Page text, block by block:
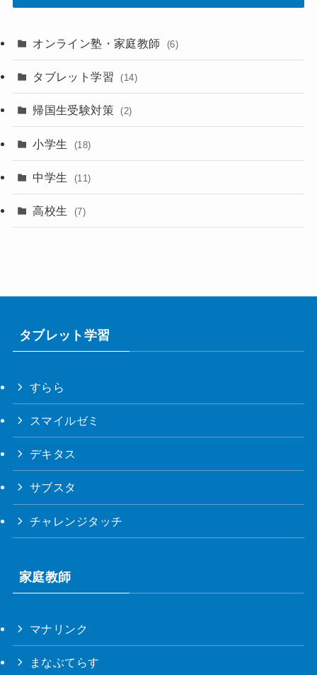
オンライン塾・家庭教師 (6)
タブレット学習 (14)
帰国生受験対策 (2)
小学生 (18)
中学生 (11)
高校生 (7)
タブレット学習
すらら
スマイルゼミ
デキタス
サブスタ
チャレンジタッチ
家庭教師
マナリンク
まなぶてらす